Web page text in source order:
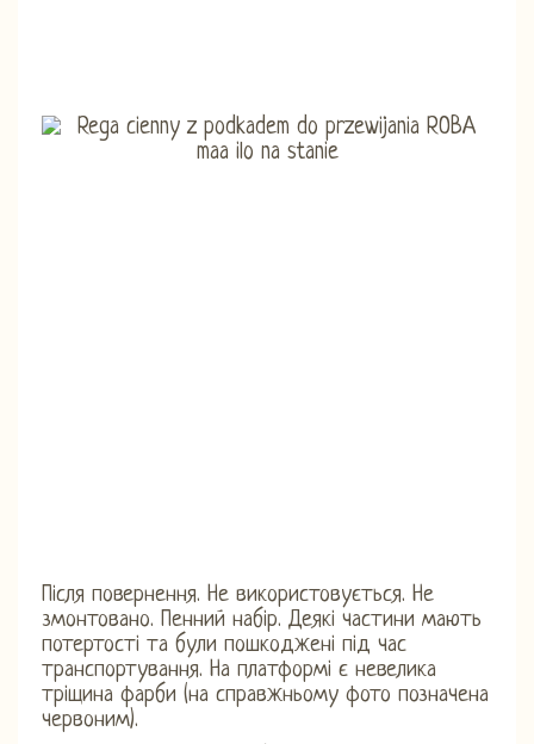
Після повернення. Не використовується. Не
змонтовано. Пенний набір. Деякі частини мають
потертості та були пошкоджені під час
транспортування. На платформі є невелика
тріщина фарби (на справжньому фото позначена
червоним).